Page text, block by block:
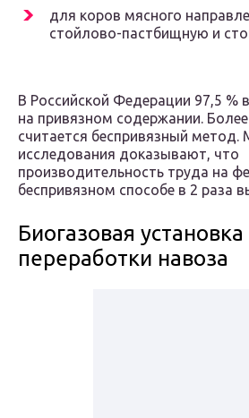
для коров мясного
стойлово-пастбищную и
В Российской Федерации 97,5 %
на привязном содержании.
считается беспривязный метод.
исследования доказывают, что
производительность труда на
беспривязном способе в 2 раза
Биогазовая
переработки навоза